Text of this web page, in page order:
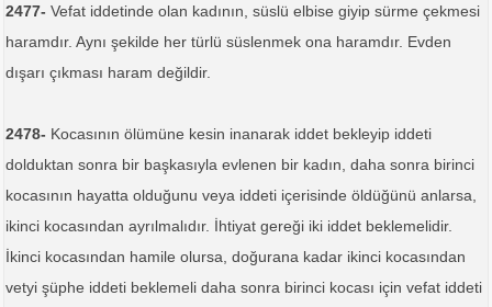
2477- Vefat iddetinde olan kadının, süslü elbise giyip sürme çekmesi
haramdır. Aynı şekilde her türlü süslenmek ona haramdır. Evden
dışarı çıkması haram değildir.
2478- Kocasının ölümüne kesin inanarak iddet bekleyip iddeti
dolduktan sonra bir başkasıyla evlenen bir kadın, daha sonra birinci
kocasının hayatta olduğunu veya iddeti içerisinde öldüğünü anlarsa,
ikinci kocasından ayrılmalıdır. İhtiyat gereği iki iddet beklemelidir.
İkinci kocasından hamile olursa, doğurana kadar ikinci kocasından
vetyi şüphe iddeti beklemeli daha sonra birinci kocası için vefat iddeti